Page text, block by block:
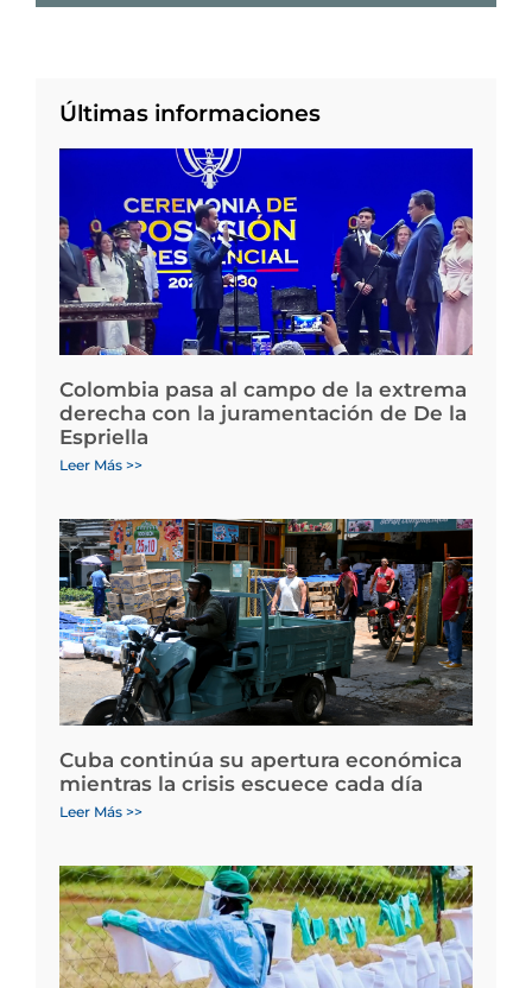
Últimas informaciones
Colombia pasa al campo de la extrema
derecha con la juramentación de De la
Espriella
Leer Más >>
Cuba continúa su apertura económica
mientras la crisis escuece cada día
Leer Más >>